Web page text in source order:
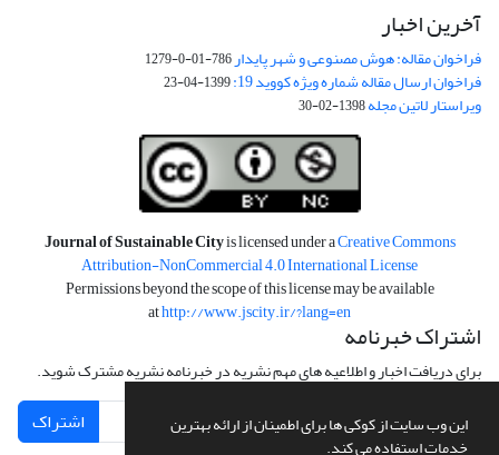
این وب سایت از کوکی ها برای اطمینان از ارائه بهترین
خدمات استفاده می کند.
آخرین اخبار
فراخوان مقاله: هوش مصنوعی و شهر پایدار786-01-0-1279
فراخوان ارسال مقاله شماره ویژه کووید 19: 1399-04-23
ویراستار لاتین مجله1398-02-30
Journal of Sustainable Cityis licensed under aCreative Commons
Attribution-NonCommercial 4.0 International License
Permissions beyond the scope of this license may be available
athttp://www.jscity.ir/?lang=en
اشتراک خبرنامه
برای دریافت اخبار و اطلاعیه های مهم نشریه در خبرنامه نشریه مشترک شوید.
اشتراک